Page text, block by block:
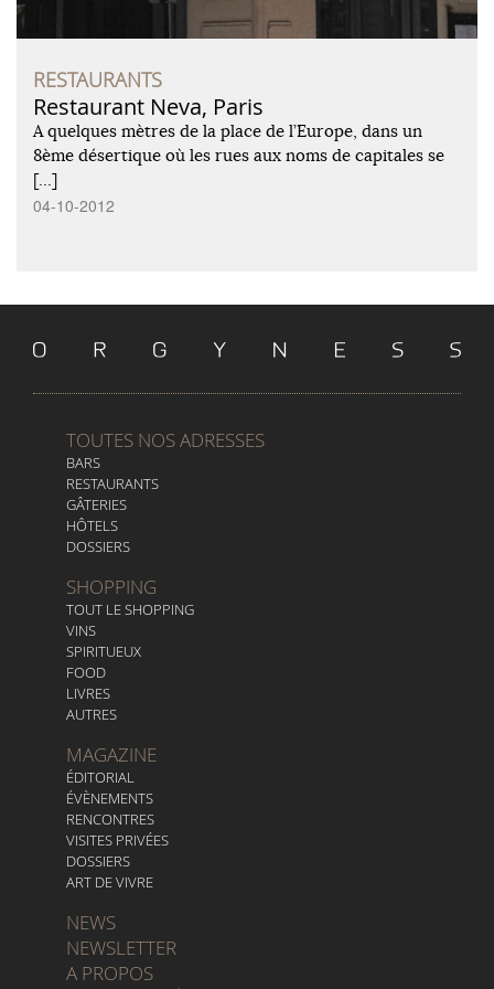
RESTAURANTS
Restaurant Neva, Paris
A quelques mètres de la place de l’Europe, dans un
8ème désertique où les rues aux noms de capitales se
[…]
04-10-2012
TOUTES NOS ADRESSES
BARS
RESTAURANTS
GÂTERIES
HÔTELS
DOSSIERS
SHOPPING
TOUT LE SHOPPING
VINS
SPIRITUEUX
FOOD
LIVRES
AUTRES
MAGAZINE
ÉDITORIAL
ÉVÈNEMENTS
RENCONTRES
VISITES PRIVÉES
DOSSIERS
ART DE VIVRE
NEWS
NEWSLETTER
A PROPOS